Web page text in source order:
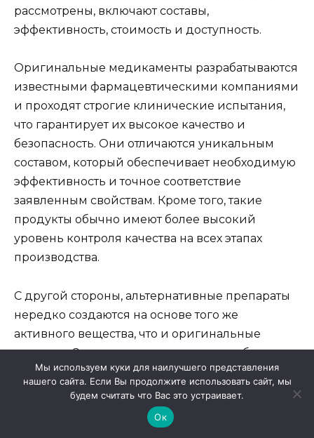
рассмотрены, включают составы,
эффективность, стоимость и доступность.
Оригинальные медикаменты разрабатываются
известными фармацевтическими компаниями
и проходят строгие клинические испытания,
что гарантирует их высокое качество и
безопасность. Они отличаются уникальным
составом, который обеспечивает необходимую
эффективность и точное соответствие
заявленным свойствам. Кроме того, такие
продукты обычно имеют более высокий
уровень контроля качества на всех этапах
производства.
С другой стороны, альтернативные препараты
нередко создаются на основе того же
активного вещества, что и оригинальные
средства. Это означает, что они могут обладать
схожими эффектами, но в некоторых случаях
могут варьироваться по дополнительным
компонентам и вспомогательным веществам.
Как правило, такие лекарства стоят
Мы используем куки для наилучшего представления
нашего сайта. Если Вы продолжите использовать сайт, мы
будем считать что Вас это устраивает.
Ок